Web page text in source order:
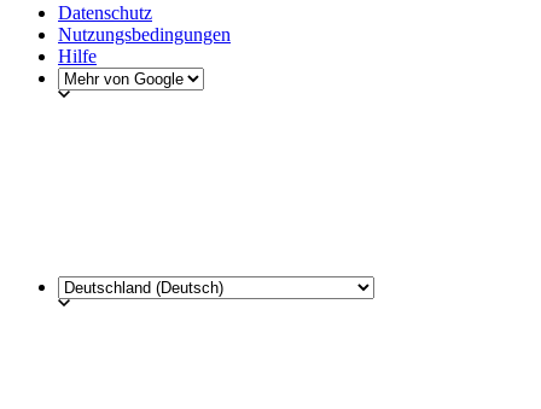
Datenschutz
Nutzungsbedingungen
Hilfe